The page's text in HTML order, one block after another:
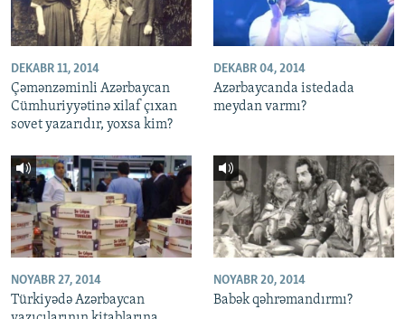
DEKABR 11, 2014
Çəmənzəminli Azərbaycan
Cümhuriyyətinə xilaf çıxan
sovet yazarıdır, yoxsa kim?
DEKABR 04, 2014
Azərbaycanda istedada
meydan varmı?
NOYABR 27, 2014
Türkiyədə Azərbaycan
NOYABR 20, 2014
Babək qəhrəmandırmı?